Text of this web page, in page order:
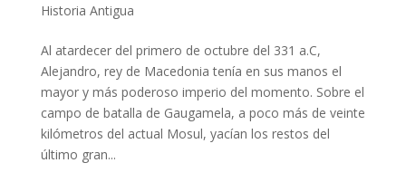
Historia Antigua
Al atardecer del primero de octubre del 331 a.C,
Alejandro, rey de Macedonia tenía en sus manos el
mayor y más poderoso imperio del momento. Sobre el
campo de batalla de Gaugamela, a poco más de veinte
kilómetros del actual Mosul, yacían los restos del
último gran...